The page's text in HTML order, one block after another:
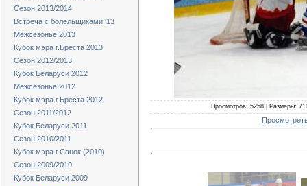
Сезон 2013/2014
Встреча с болельщиками '13
Межсезонье 2013
Кубок мэра г.Бреста 2013
Сезон 2012/2013
Кубок Беларуси 2012
Межсезонье 2012
Кубок мэра г.Бреста 2012
Сезон 2011/2012
Кубок Беларуси 2011
Сезон 2010/2011
Кубок мэра г.Санок (2010)
Сезон 2009/2010
Кубок Беларуси 2009
Просмотров: 5258 | Размеры: